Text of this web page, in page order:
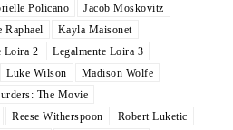
Policano
Jacob Moskovitz
Raphael
Kayla Maisonet
Loira 2
Legalmente Loira 3
Luke Wilson
Madison Wolfe
The Movie
Reese Witherspoon
Robert Luketic